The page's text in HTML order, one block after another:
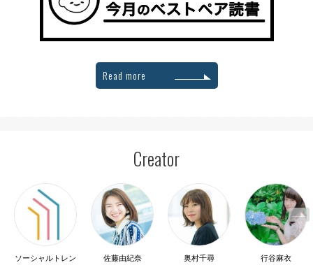
Read more
Creator
ソーシャルトレン
佐藤由紀奈 奥村千尋 行谷麻衣